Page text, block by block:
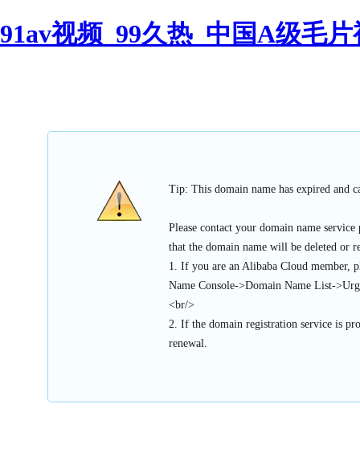
91av视频_99久热_中国A级毛